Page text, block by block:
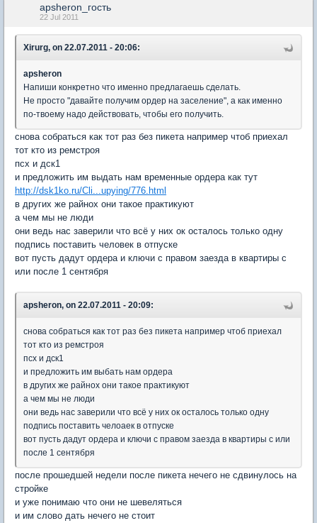
apsheron_гость
22 Jul 2011
Xirurg, on 22.07.2011 - 20:06:
apsheron
Напиши конкретно что именно предлагаешь сделать.
Не просто "давайте получим ордер на заселение", а как именно
по-твоему надо действовать, чтобы его получить.
снова собраться как тот раз без пикета например чтоб приехал
тот кто из ремстроя
псх и дск1
и предложить им выдать нам временные ордера как тут
http://dsk1ko.ru/Cli...upying/776.html
в других же райнох они такое практикуют
а чем мы не люди
они ведь нас заверили что всё у них ок осталось только одну
подпись поставить человек в отпуске
вот пусть дадут ордера и ключи с правом заезда в квартиры с
или после 1 сентября
apsheron, on 22.07.2011 - 20:09:
снова собраться как тот раз без пикета например чтоб приехал
тот кто из ремстроя
псх и дск1
и предложить им выбать нам ордера
в других же райнох они такое практикуют
а чем мы не люди
они ведь нас заверили что всё у них ок осталось только одну
подпись поставить челоаек в отпуске
вот пусть дадут ордера и ключи с правом заезда в квартиры с или
после 1 сентября
после прошедшей недели после пикета нечего не сдвинулось на
стройке
и уже понимаю что они не шевеляться
и им слово дать нечего не стоит